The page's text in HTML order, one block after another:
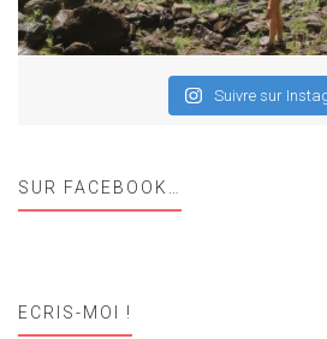
Suivre sur
SUR FACEBOOK…
ECRIS-MOI !